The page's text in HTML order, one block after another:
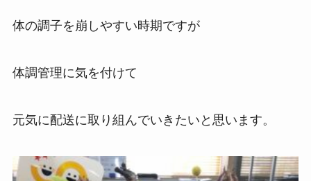
体の調子を崩しやすい時期ですが
体調管理に気を付けて
元気に配送に取り組んでいきたいと思います。